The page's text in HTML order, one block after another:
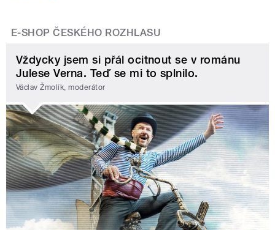
E-SHOP ČESKÉHO ROZHLASU
Vždycky jsem si přál ocitnout se v románu
Julese Verna. Teď se mi to splnilo.
Václav Žmolík, moderátor